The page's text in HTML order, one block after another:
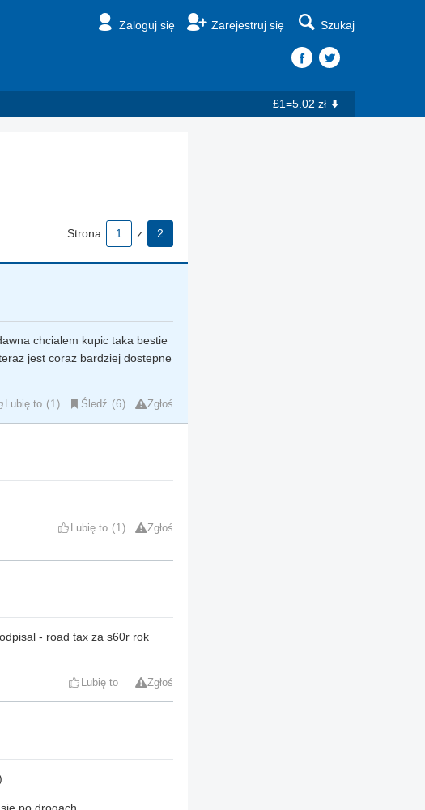
Zaloguj się Zarejestruj się Szukaj
£1=5.02 zł
Strona 1 z 2
chcialem kupic taka bestie
jest coraz bardziej dostepne
Lubię to 1 Śledź 6 Zgłoś
Lubię to 1 Zgłoś
- road tax za s60r rok
Lubię to Zgłoś